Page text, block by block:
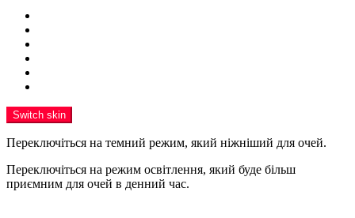
Switch skin
Переключіться на темний режим, який ніжніший для очей.
Переключіться на режим освітлення, який буде більш
приємним для очей в денний час.